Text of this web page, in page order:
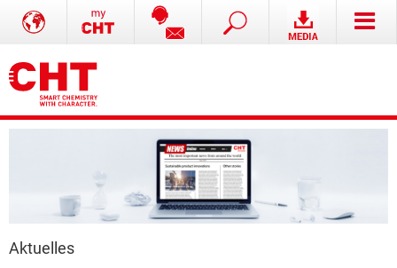
Aktuelles